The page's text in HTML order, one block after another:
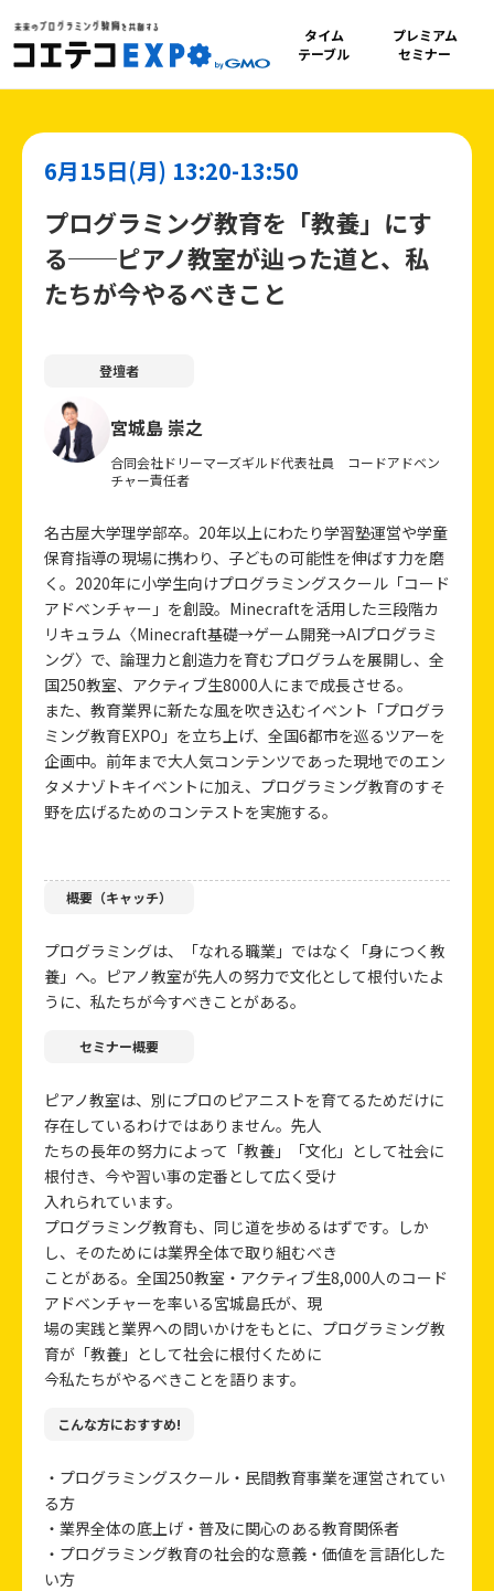
タイム
テーブル
プレミアム
セミナー
6月15日(月) 13:20-13:50
プログラミング教育を「教養」にす
る──ピアノ教室が辿った道と、私
たちが今やるべきこと
登壇者
宮城島 崇之
合同会社ドリーマーズギルド代表社員 コードアドベン
チャー責任者
名古屋大学理学部卒。20年以上にわたり学習塾運営や学童
保育指導の現場に携わり、子どもの可能性を伸ばす力を磨
く。2020年に小学生向けプログラミングスクール「コード
アドベンチャー」を創設。Minecraftを活用した三段階カ
リキュラム〈Minecraft基礎→ゲーム開発→AIプログラミ
ング〉で、論理力と創造力を育むプログラムを展開し、全
国250教室、アクティブ生8000人にまで成長させる。
また、教育業界に新たな風を吹き込むイベント「プログラ
ミング教育EXPO」を立ち上げ、全国6都市を巡るツアーを
企画中。前年まで大人気コンテンツであった現地でのエン
タメナゾトキイベントに加え、プログラミング教育のすそ
野を広げるためのコンテストを実施する。
概要（キャッチ）
プログラミングは、「なれる職業」ではなく「身につく教
養」へ。ピアノ教室が先人の努力で文化として根付いたよ
うに、私たちが今すべきことがある。
セミナー概要
ピアノ教室は、別にプロのピアニストを育てるためだけに
存在しているわけではありません。先人
たちの長年の努力によって「教養」「文化」として社会に
根付き、今や習い事の定番として広く受け
入れられています。
プログラミング教育も、同じ道を歩めるはずです。しか
し、そのためには業界全体で取り組むべき
ことがある。全国250教室・アクティブ生8,000人のコード
アドベンチャーを率いる宮城島氏が、現
場の実践と業界への問いかけをもとに、プログラミング教
育が「教養」として社会に根付くために
今私たちがやるべきことを語ります。
こんな方におすすめ!
・プログラミングスクール・民間教育事業を運営されてい
る方
・業界全体の底上げ・普及に関心のある教育関係者
・プログラミング教育の社会的な意義・価値を言語化した
い方